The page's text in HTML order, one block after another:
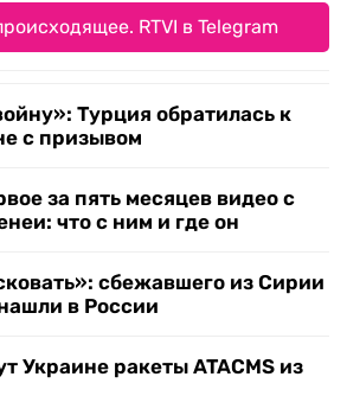
RTVI в Telegram
Турция обратилась к
с призывом
за пять месяцев видео с
что с ним и где он
сбежавшего из Сирии
в России
Украине ракеты ATACMS из